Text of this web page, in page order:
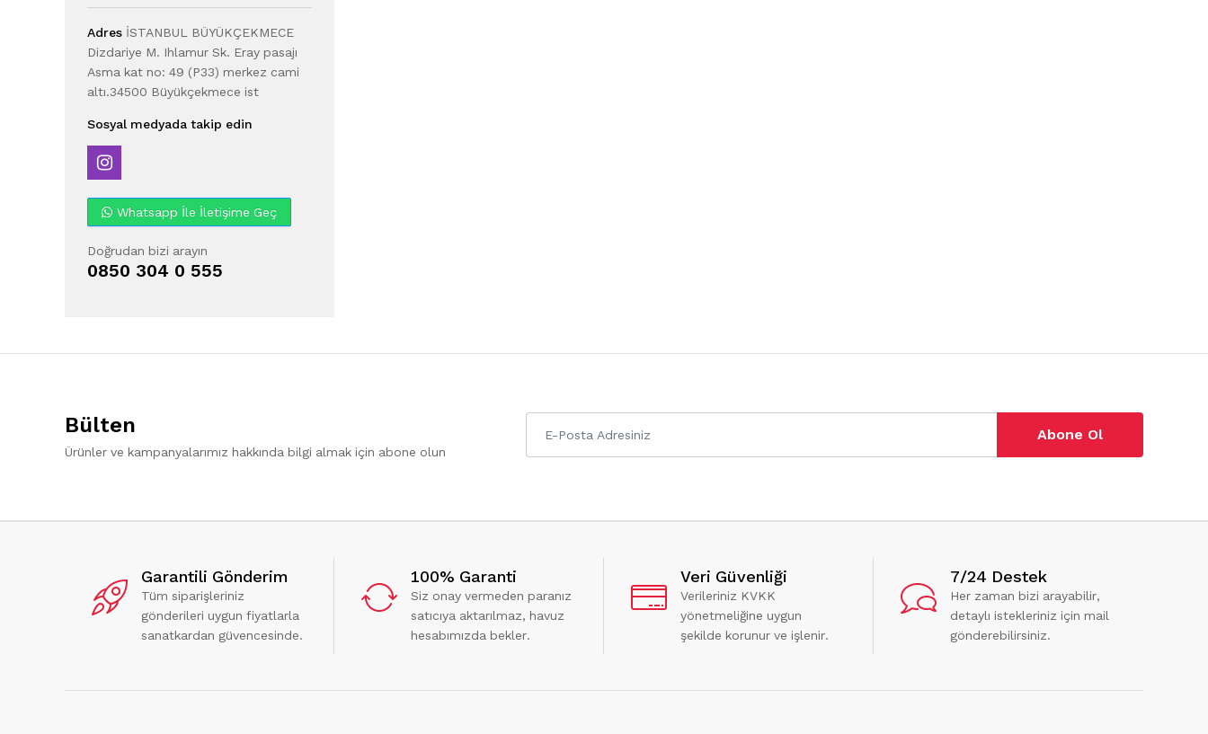
Adres İSTANBUL BÜYÜKÇEKMECE
Dizdariye M. Ihlamur Sk. Eray pasajı
Asma kat no: 49 (P33) merkez cami
altı.34500 Büyükçekmece ist
Sosyal medyada takip edin
Whatsapp İle İletişime Geç
Doğrudan bizi arayın
0850 304 0 555
Bülten
Ürünler ve kampanyalarımız hakkında bilgi almak için abone olun
Abone Ol
Garantili Gönderim
Tüm siparişleriniz
gönderileri uygun fiyatlarla
sanatkardan güvencesinde.
100% Garanti
Siz onay vermeden paranız
satıcıya aktarılmaz, havuz
hesabımızda bekler.
Veri Güvenliği
Verileriniz KVKK
yönetmeliğine uygun
şekilde korunur ve işlenir.
7/24 Destek
Her zaman bizi arayabilir,
detaylı istekleriniz için mail
gönderebilirsiniz.